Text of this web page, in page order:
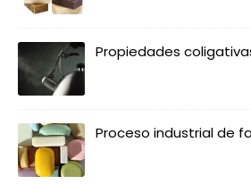
Propiedades
Proceso industrial de